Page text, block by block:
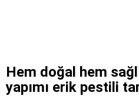
Hem doğal hem
yapımı erik pestili